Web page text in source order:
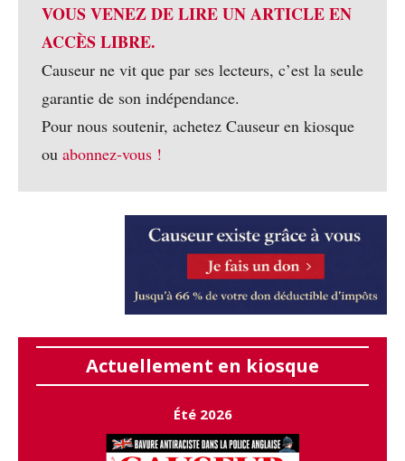
VOUS VENEZ DE LIRE UN ARTICLE EN
ACCÈS LIBRE.
Causeur ne vit que par ses lecteurs, c’est la seule
garantie de son indépendance.
Pour nous soutenir, achetez Causeur en kiosque
ou abonnez-vous !
Actuellement en kiosque
Été 2026